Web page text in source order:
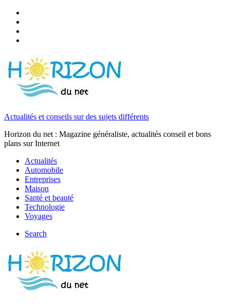
Actualités et conseils sur des sujets différents
Horizon du net : Magazine généraliste, actualités conseil et bons
plans sur Internet
Actualités
Automobile
Entreprises
Maison
Santé et beauté
Technologie
Voyages
Search